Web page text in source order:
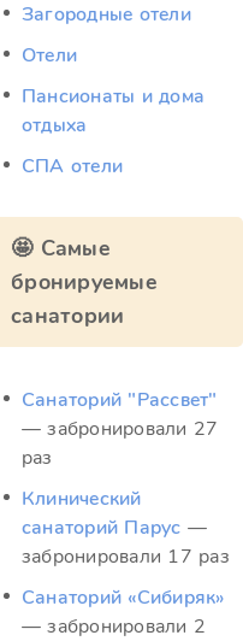
Загородные отели
Отели
Пансионаты и дома
отдыха
СПА отели
🤩 Самые
бронируемые
санатории
Санаторий "Рассвет"
— забронировали 27
раз
Клинический
санаторий Парус —
забронировали 17 раз
Санаторий «Сибиряк»
— забронировали 2